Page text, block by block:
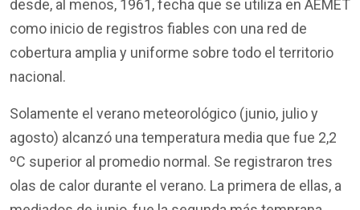
desde, al menos, 1961, fecha que se utiliza en AEMET
como inicio de registros fiables con una red de
cobertura amplia y uniforme sobre todo el territorio
nacional.
Solamente el verano meteorológico (junio, julio y
agosto) alcanzó una temperatura media que fue 2,2
ºC superior al promedio normal. Se registraron tres
olas de calor durante el verano. La primera de ellas, a